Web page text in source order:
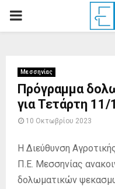
PRIMARY
Μεσσηνίας
Πρόγραμμα
για Τετάρτη
10 Οκτωβρίου 2023
Η Διεύθυνση
Π.Ε. Μεσσηνίας
δολωματικών